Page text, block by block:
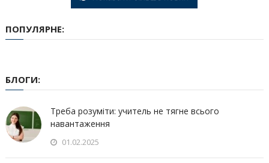
ПОПУЛЯРНЕ:
БЛОГИ:
Треба розуміти: учитель не тягне всього
навантаження
01.02.2025